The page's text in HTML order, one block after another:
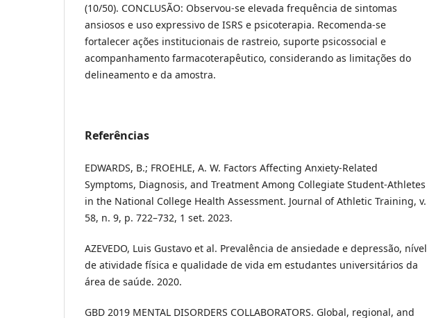
(10/50). CONCLUSÃO: Observou-se elevada frequência de sintomas
ansiosos e uso expressivo de ISRS e psicoterapia. Recomenda-se
fortalecer ações institucionais de rastreio, suporte psicossocial e
acompanhamento farmacoterapêutico, considerando as limitações do
delineamento e da amostra.
Referências
EDWARDS, B.; FROEHLE, A. W. Factors Affecting Anxiety-Related
Symptoms, Diagnosis, and Treatment Among Collegiate Student-Athletes
in the National College Health Assessment. Journal of Athletic Training, v.
58, n. 9, p. 722–732, 1 set. 2023.
AZEVEDO, Luis Gustavo et al. Prevalência de ansiedade e depressão, nível
de atividade física e qualidade de vida em estudantes universitários da
área de saúde. 2020.
GBD 2019 MENTAL DISORDERS COLLABORATORS. Global, regional, and